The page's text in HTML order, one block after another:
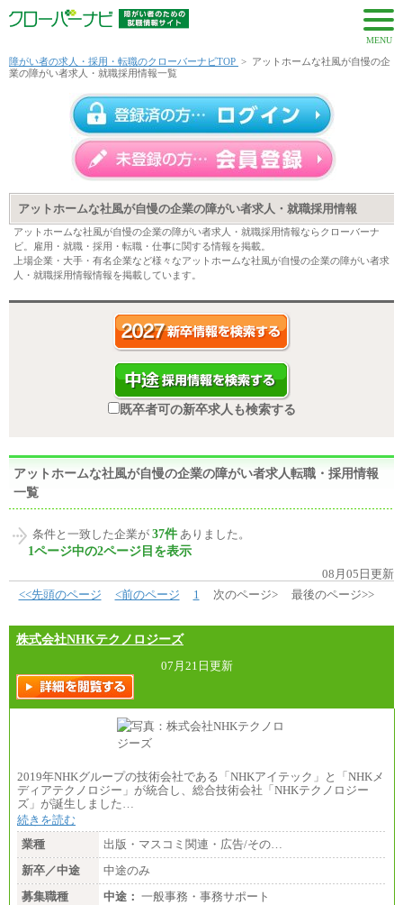
MENU
障がい者の求人・採用・転職のクローバーナビTOP > アットホームな社風が自慢の企
業の障がい者求人・就職採用情報一覧
アットホームな社風が自慢の企業の障がい者求人・就職採用情報
アットホームな社風が自慢の企業の障がい者求人・就職採用情報ならクローバーナ
ビ。雇用・就職・採用・転職・仕事に関する情報を掲載。
上場企業・大手・有名企業など様々なアットホームな社風が自慢の企業の障がい者求
人・就職採用情報情報を掲載しています。
既卒者可の新卒求人も検索する
アットホームな社風が自慢の企業の障がい者求人転職・採用情報
一覧
条件と一致した企業が 37件 ありました。
1ページ中の2ページ目を表示
08月05日更新
<<先頭のページ
<前のページ 1 次のページ> 最後のページ>>
株式会社NHKテクノロジーズ
07月21日更新
2019年NHKグループの技術会社である「NHKアイテック」と「NHKメ
ディアテクノロジー」が統合し、総合技術会社「NHKテクノロジー
ズ」が誕生しました…
続きを読む
業種
出版・マスコミ関連・広告/その…
新卒／中途
中途のみ
募集職種
中途： 一般事務・事務サポート